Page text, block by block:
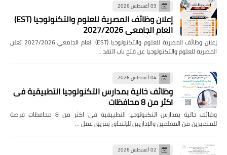
03 أغسطس 2026
إعلان وظائف المصرية للعلوم والتكنولوجيا (EST)
العام الجامعي 2027/2026
إعلان وظائف المصرية للعلوم والتكنولوجيا (EST) العام الجامعي 2027/2026 تعلن
المصرية للعلوم والتكنولوجيا عن فتح باب التقد…
04 أغسطس 2026
وظائف خالية بمدارس التكنولوجيا التطبيقية فى
اكثر من 8 محافظات
وظائف خالية بمدارس التكنولوجيا التطبيقية فى اكثر من 8 محافظات فرصة
للمتميزين من المعلمين والإداريين للإلتحاق بفريق عمل …
02 أغسطس 2026